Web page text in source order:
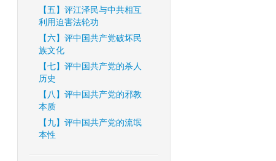
【五】评江泽民与中共相互
利用迫害法轮功
【六】评中国共产党破坏民
族文化
【七】评中国共产党的杀人
历史
【八】评中国共产党的邪教
本质
【九】评中国共产党的流氓
本性